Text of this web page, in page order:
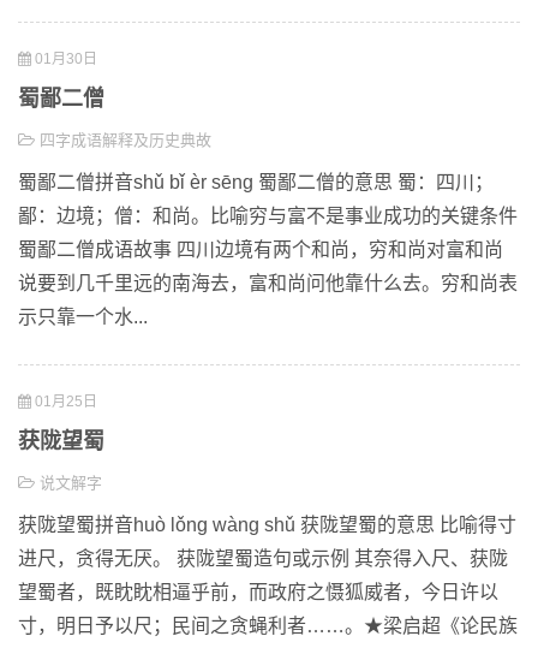
01月30日
蜀鄙二僧
四字成语解释及历史典故
蜀鄙二僧拼音shǔ bǐ èr sēng 蜀鄙二僧的意思 蜀：四川；
鄙：边境；僧：和尚。比喻穷与富不是事业成功的关键条件
蜀鄙二僧成语故事 四川边境有两个和尚，穷和尚对富和尚
说要到几千里远的南海去，富和尚问他靠什么去。穷和尚表
示只靠一个水...
01月25日
获陇望蜀
说文解字
获陇望蜀拼音huò lǒng wàng shǔ 获陇望蜀的意思 比喻得寸
进尺，贪得无厌。 获陇望蜀造句或示例 其奈得入尺、获陇
望蜀者，既眈眈相逼乎前，而政府之慑狐威者，今日许以
寸，明日予以尺；民间之贪蝇利者……。★梁启超《论民族